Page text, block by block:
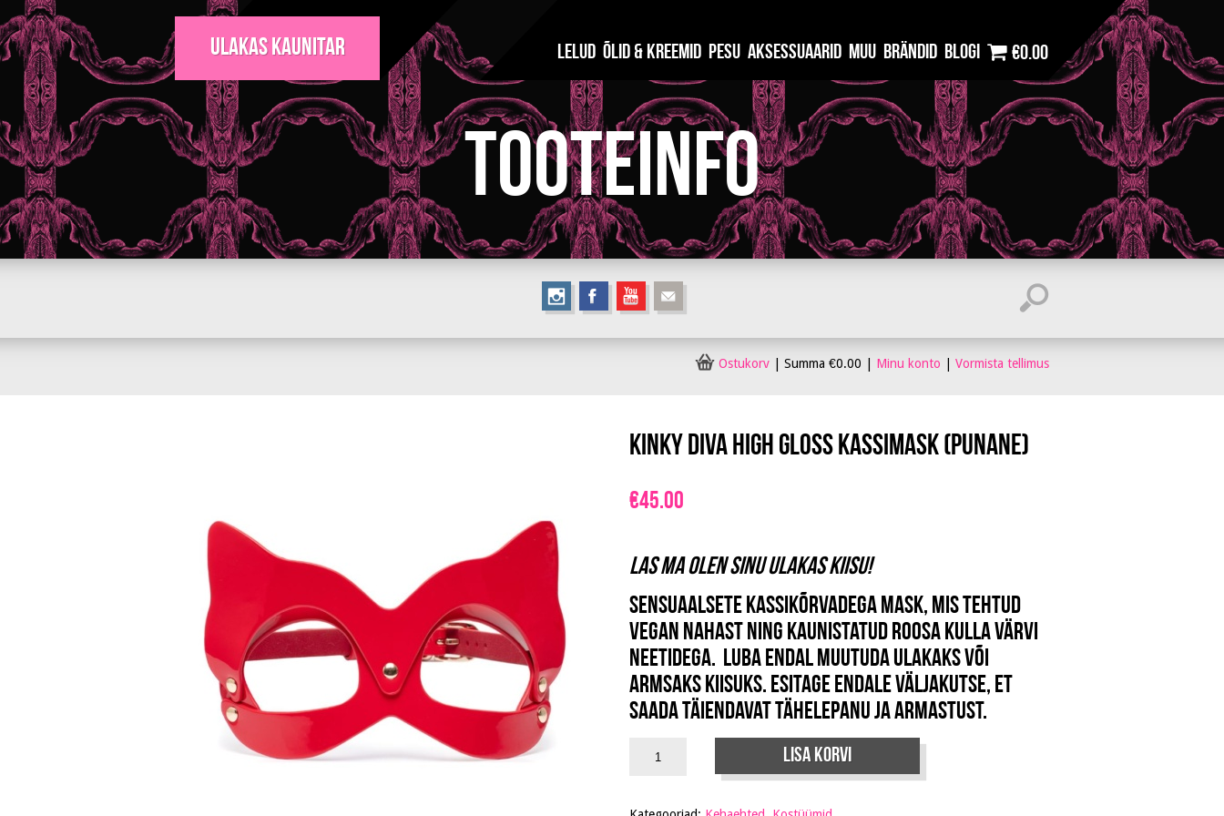
Ulakas Kaunitar Lelud Õlid & Kreemid Pesu Aksessuaarid Muu Brändid Blogi €0.00
Tooteinfo
Ostukorv Summa €0.00 Minu konto Vormista tellimus
Kinky Diva High Gloss kassimask (punane)
€45.00
Las ma olen sinu ulakas kiisu!
Sensuaalsete kassikõrvadega mask, mis tehtud
Vegan nahast ning kaunistatud roosa kulla värvi
neetidega. Luba endal muutuda ulakaks või
armsaks kiisuks. Esitage endale väljakutse, et
saada täiendavat tähelepanu ja armastust.
Lisa korvi